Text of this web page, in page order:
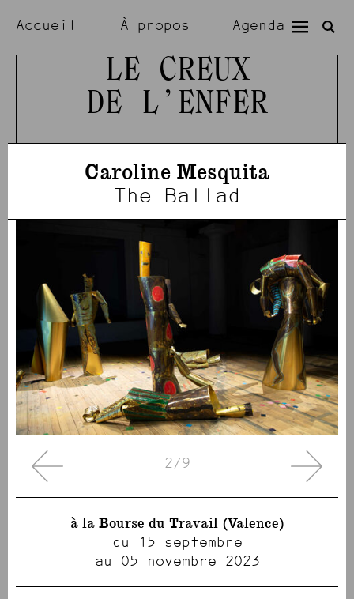
Accueil À propos Agenda
Expositions Résidences
Artistes
LE CREUX
DE L’ENFER
Caroline Mesquita
The Ballad
2/9
à la Bourse du Travail (Valence)
du 15 septembre
au 05 novembre 2023